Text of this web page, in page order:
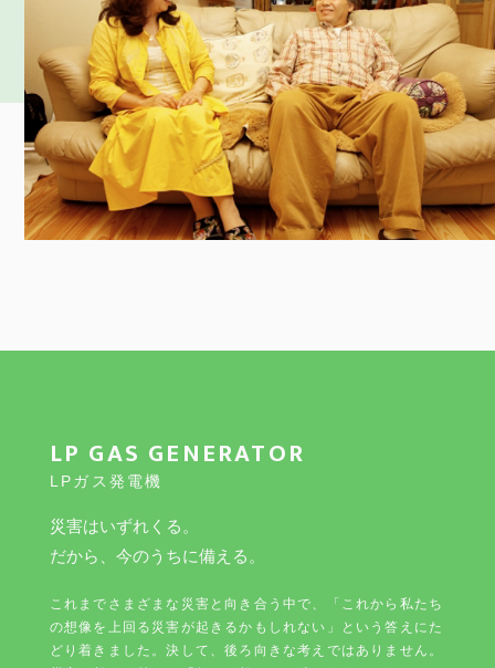
LP GAS GENERATOR
LPガス発電機
災害はいずれくる。
だから、今のうちに備える。
これまでさまざまな災害と向き合う中で、「これから私たち
の想像を上回る災害が起きるかもしれない」という答えにた
どり着きました。決して、後ろ向きな考えではありません。